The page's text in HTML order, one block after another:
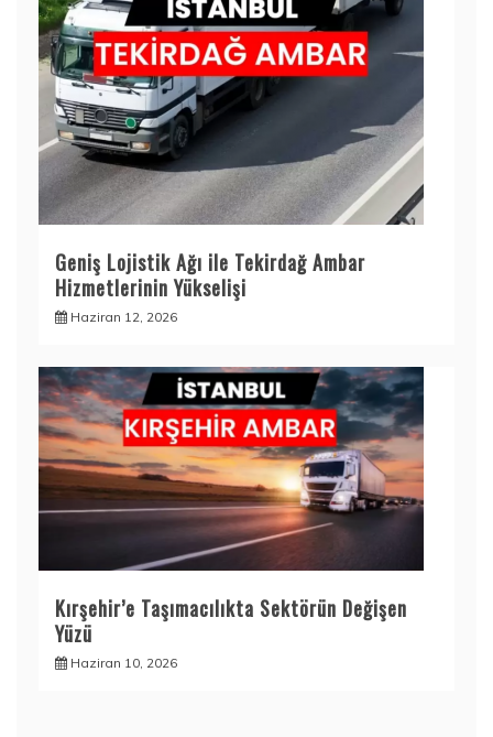
Geniş Lojistik Ağı ile Tekirdağ Ambar
Hizmetlerinin Yükselişi
Haziran 12, 2026
Kırşehir’e Taşımacılıkta Sektörün Değişen
Yüzü
Haziran 10, 2026